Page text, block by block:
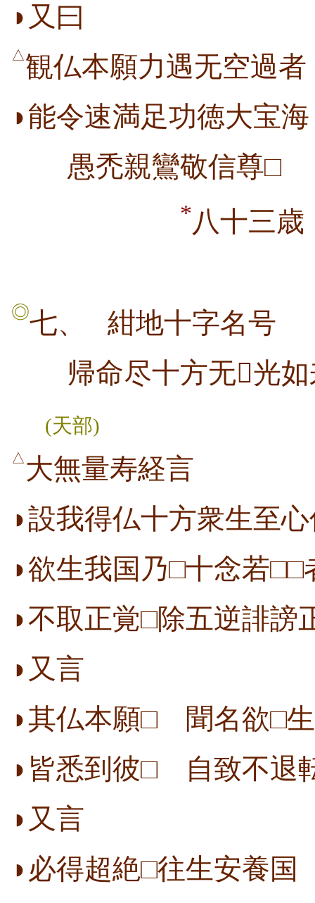
◗又曰
△観仏本願力遇无空過者
◗能令速満足功徳大宝海
愚禿親鸞敬信尊□
*八十三歳
◎七、
紺地十字名号
帰命尽十方无光如
(天部)
△ 大無量寿経言
◗設我得仏十方衆生至
◗欲生我国乃□十念若□□
◗不取正覚□除五逆誹謗
◗又言
◗其仏本願□ 聞名欲□生
◗皆悉到彼□ 自致不退
◗又言
◗必得超絶□往生安養国